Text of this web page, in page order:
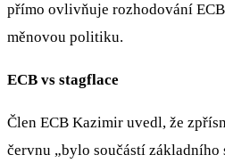
přímo ovlivňuje rozhodování
měnovou politiku.
ECB vs stagflace
Člen ECB Kazimir uvedl, že
červnu „bylo součástí základního